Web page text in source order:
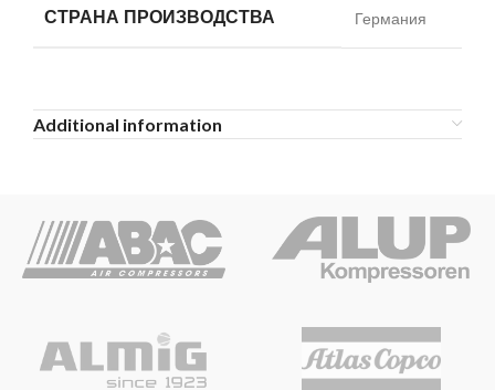
СТРАНА ПРОИЗВОДСТВА Германия
Additional information